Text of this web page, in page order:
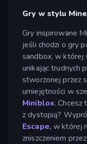
Gry w stylu
Gry inspirowane
jeśli chodzi o gry
sandbox, w której
unikając trudnych
stworzonej przez
umiejętności w
Miniblox. Chcesz
z dystopią?
Escape, w której
zniszczeniem